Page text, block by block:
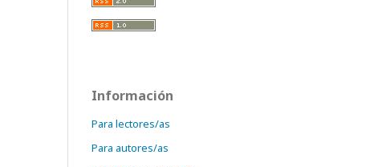
Información
Para lectores/as
Para autores/as